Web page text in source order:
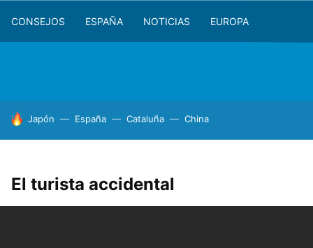
CONSEJOS ESPAÑA NOTICIAS EUROPA
HOY SE HABLA DE
Japón España Cataluña China
El turista accidental